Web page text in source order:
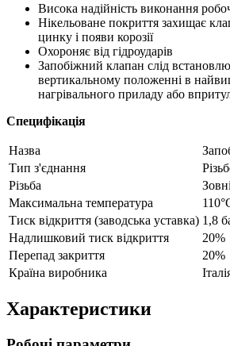
Висока надійність виконання
Нікельоване покриття захищає
цинку і появи корозії
Охороняє від гідроударів
Запобіжний клапан слід
вертикальному положенні в
нагрівального приладу або
Специфікація
Назва
Тип з'єднання
Різьба
Максимальна температура
Тиск відкриття (заводська уставка) 1,8
Надлишковий тиск відкриття
20%
Перепад закриття
20%
Країна виробника
Характеристики